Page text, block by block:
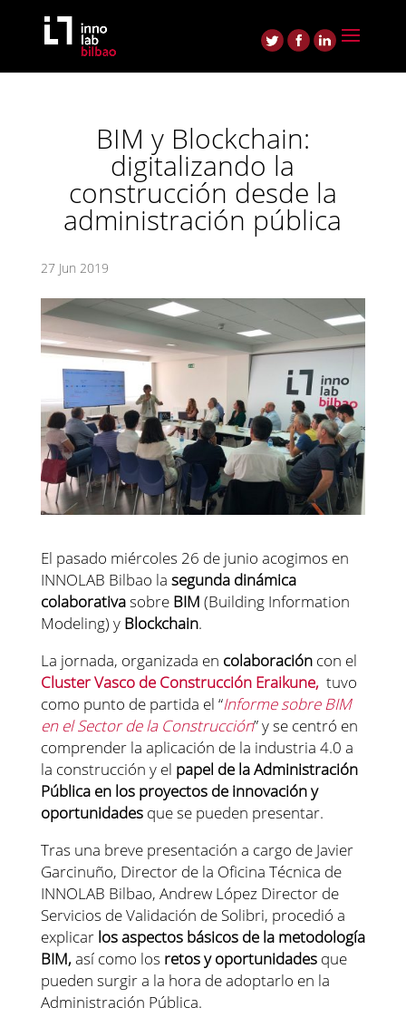
BIM y Blockchain:
digitalizando la
construcción desde la
administración pública
27 Jun 2019
El pasado miércoles 26 de junio acogimos en
INNOLAB Bilbao la segunda dinámica
colaborativasobre BIM (Building Information
Modeling) y Blockchain.
La jornada, organizada en colaboracióncon el
Cluster Vasco de Construcción Eraikune, tuvo
como punto de partida el “Informe sobre BIM
en el Sector de la Construcción” y se centró en
comprender la aplicación de la industria 4.0 a
la construcción y el papel de la Administración
Pública en los proyectos de innovación y
oportunidadesque se pueden presentar.
Tras una breve presentación a cargo de Javier
Garcinuño, Director de la Oficina Técnica de
INNOLAB Bilbao, Andrew López Director de
Servicios de Validación de Solibri, procedió a
explicar los aspectos básicos de la metodología
BIM,así como los retos y oportunidadesque
pueden surgir a la hora de adoptarlo en la
Administración Pública.